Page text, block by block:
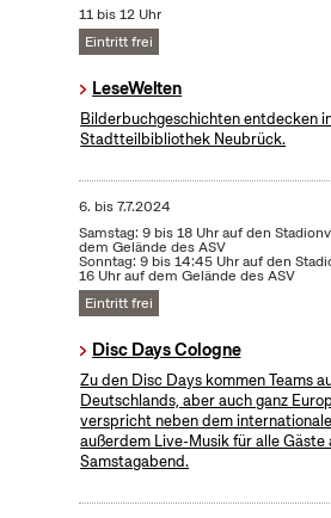
11 bis 12 Uhr
Eintritt frei
LeseWelten
Bilderbuchgeschichten entdecken
Stadtteilbibliothek Neubrück.
6. bis7.7.2024
Samstag: 9 bis 18 Uhr auf den
dem Gelände des ASV
Sonntag: 9 bis 14:45 Uhr auf den
16 Uhr auf dem Gelände des ASV
Eintritt frei
Disc Days Cologne
Zu den Disc Days kommen Teams
Deutschlands, aber auch ganz
verspricht neben dem
außerdem Live-Musik für alle Gäste
Samstagabend.